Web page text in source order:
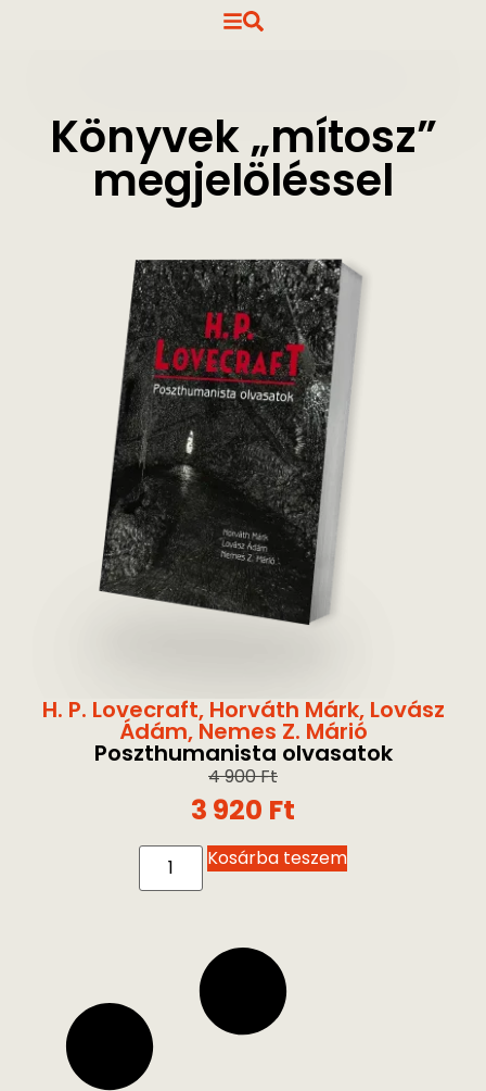
Könyvek „mítosz”
megjelöléssel
H. P. Lovecraft, Horváth Márk, Lovász
Ádám,Nemes Z. Márió
Poszthumanista olvasatok
4 900Ft
3 920 Ft
Kosárba teszem